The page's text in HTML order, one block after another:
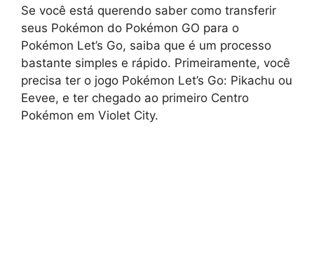
Se você está querendo saber como transferir
seus Pokémon do Pokémon GO para o
Pokémon Let’s Go, saiba que é um processo
bastante simples e rápido. Primeiramente, você
precisa ter o jogo Pokémon Let’s Go: Pikachu ou
Eevee, e ter chegado ao primeiro Centro
Pokémon em Violet City.